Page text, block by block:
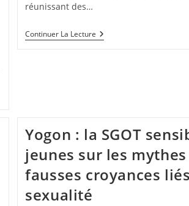
réunissant des…
Continuer La Lecture
Yogon : la SGOT
jeunes sur les
fausses croyances
sexualité